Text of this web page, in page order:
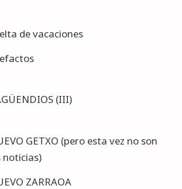
de vacaciones
(III)
GETXO (pero esta vez no son
noticias)
ZARRAOA